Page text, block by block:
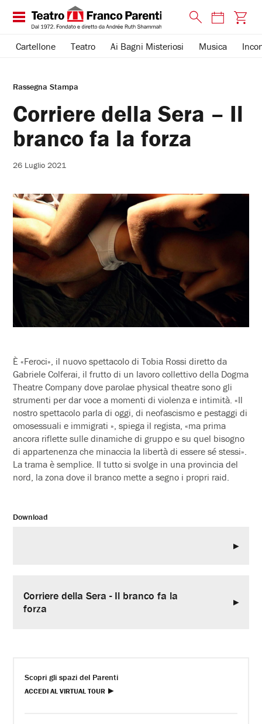
Cartellone Teatro Ai Bagni Misteriosi Musica
Rassegna Stampa
Corriere della Sera – Il
branco fa la forza
26 Luglio 2021
È «Feroci», il nuovo spettacolo di Tobia Rossi diretto da
Gabriele Colferai, il frutto di un lavoro collettivo della Dogma
Theatre Company dove parolae physical theatre sono gli
strumenti per dar voce a momenti di violenza e intimità. «Il
nostro spettacolo parla di oggi, di neofascismo e pestaggi di
omosessuali e immigrati », spiega il regista, «ma prima
ancora riflette sulle dinamiche di gruppo e su quel bisogno
di appartenenza che minaccia la libertà di essere sé stessi».
La trama è semplice. Il tutto si svolge in una provincia del
nord, la zona dove il branco mette a segno i propri raid.
Download
Corriere della Sera - Il branco fa la
forza
Scopri gli spazi del Parenti
ACCEDI AL VIRTUAL TOUR